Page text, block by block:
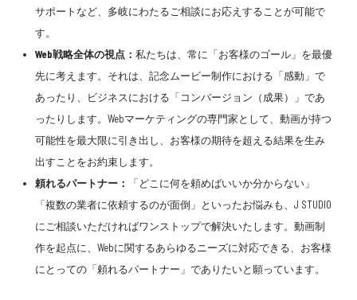
サポートなど、多岐にわたるご相談にお応えすることが可能で
す。
Web戦略全体の視点： 私たちは、常に「お客様のゴール」を最優
先に考えます。それは、記念ムービー制作における「感動」で
あったり、ビジネスにおける「コンバージョン（成果）」であ
ったりします。Webマーケティングの専門家として、動画が持つ
可能性を最大限に引き出し、お客様の期待を超える結果を生み
出すことをお約束します。
頼れるパートナー：
「どこに何を頼めばいいか分からない」
「複数の業者に依頼するのが面倒」といったお悩みも、J STUDIO
にご相談いただければワンストップで解決いたします。動画制
作を起点に、Webに関するあらゆるニーズに対応できる、お客様
にとっての「頼れるパートナー」でありたいと願っています。